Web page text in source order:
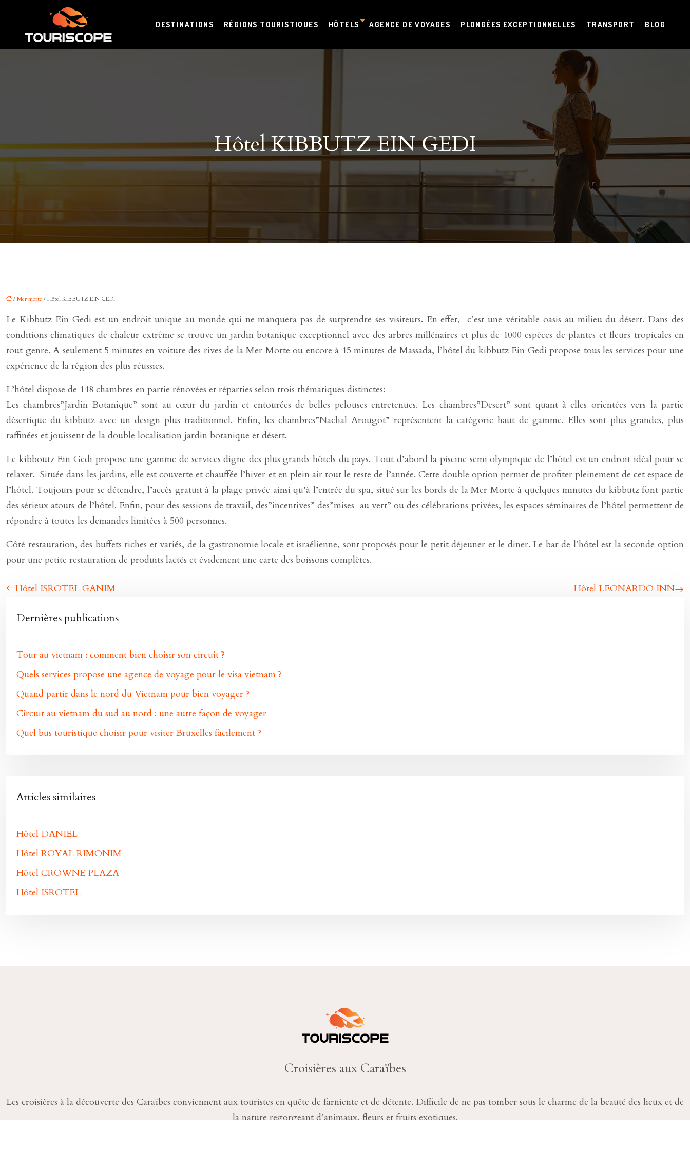
DESTINATIONS RÉGIONS TOURISTIQUES HÔTELS AGENCE DE VOYAGES PLONGÉES EXCEPTIONNELLES TRANSPORT BLOG
Hôtel KIBBUTZ EIN GEDI
/ Mer morte / Hôtel KIBBUTZ EIN GEDI
Le Kibbutz Ein Gedi est un endroit unique au monde qui ne manquera pas de surprendre ses visiteurs. En effet, c’est une véritable oasis au milieu du désert. Dans des
conditions climatiques de chaleur extrême se trouve un jardin botanique exceptionnel avec des arbres millénaires et plus de 1000 espèces de plantes et fleurs tropicales en
tout genre. A seulement 5 minutes en voiture des rives de la Mer Morte ou encore à 15 minutes de Massada, l’hôtel du kibbutz Ein Gedi propose tous les services pour une
expérience de la région des plus réussies.
L’hôtel dispose de 148 chambres en partie rénovées et réparties selon trois thématiques distinctes:
Les chambres”Jardin Botanique” sont au cœur du jardin et entourées de belles pelouses entretenues. Les chambres”Desert” sont quant à elles orientées vers la partie
désertique du kibbutz avec un design plus traditionnel. Enfin, les chambres”Nachal Arougot” représentent la catégorie haut de gamme. Elles sont plus grandes, plus
raffinées et jouissent de la double localisation jardin botanique et désert.
Le kibboutz Ein Gedi propose une gamme de services digne des plus grands hôtels du pays. Tout d’abord la piscine semi olympique de l’hôtel est un endroit idéal pour se
relaxer. Située dans les jardins, elle est couverte et chauffée l’hiver et en plein air tout le reste de l’année. Cette double option permet de profiter pleinement de cet espace de
l’hôtel. Toujours pour se détendre, l’accès gratuit à la plage privée ainsi qu’à l’entrée du spa, situé sur les bords de la Mer Morte à quelques minutes du kibbutz font partie
des sérieux atouts de l’hôtel. Enfin, pour des sessions de travail, des”incentives” des”mises au vert” ou des célébrations privées, les espaces séminaires de l’hôtel permettent de
répondre à toutes les demandes limitées à 500 personnes.
Côté restauration, des buffets riches et variés, de la gastronomie locale et israélienne, sont proposés pour le petit déjeuner et le diner. Le bar de l’hôtel est la seconde option
pour une petite restauration de produits lactés et évidement une carte des boissons complètes.
Hôtel ISROTEL GANIM Hôtel LEONARDO INN
Dernières publications
Tour au vietnam : comment bien choisir son circuit ?
Quels services propose une agence de voyage pour le visa vietnam ?
Quand partir dans le nord du Vietnam pour bien voyager ?
Circuit au vietnam du sud au nord : une autre façon de voyager
Quel bus touristique choisir pour visiter Bruxelles facilement ?
Articles similaires
Hôtel DANIEL
Hôtel ROYAL RIMONIM
Hôtel CROWNE PLAZA
Hôtel ISROTEL
Croisières aux Caraïbes
Les croisières à la découverte des Caraïbes conviennent aux touristes en quête de farniente et de détente. Difficile de ne pas tomber sous le charme de la beauté des lieux et de
la nature regorgeant d’animaux, fleurs et fruits exotiques.